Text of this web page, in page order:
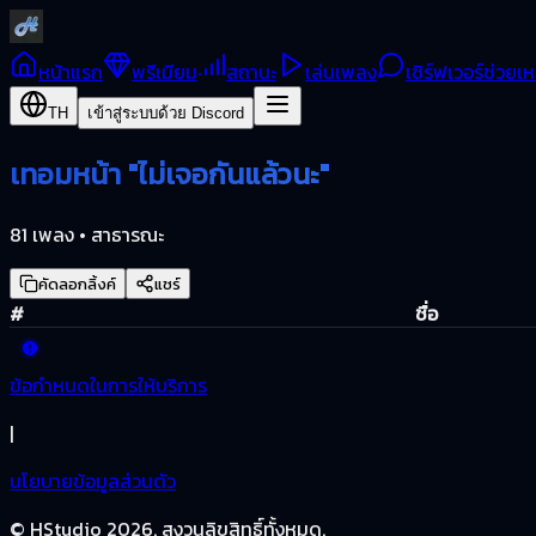
หน้าแรก พรีเมียม สถานะ เล่นเพลง เซิร์ฟเวอร์ช่วยเ
TH เข้าสู่ระบบด้วย Discord
เทอมหน้า "ไม่เจอกันแล้วนะ"
81 เพลง • สาธารณะ
คัดลอกลิ้งค์ แชร์
# ชื่อ
ข้อกำหนดในการให้บริการ
|
นโยบายข้อมูลส่วนตัว
© HStudio 2026. สงวนลิขสิทธิ์ทั้งหมด.